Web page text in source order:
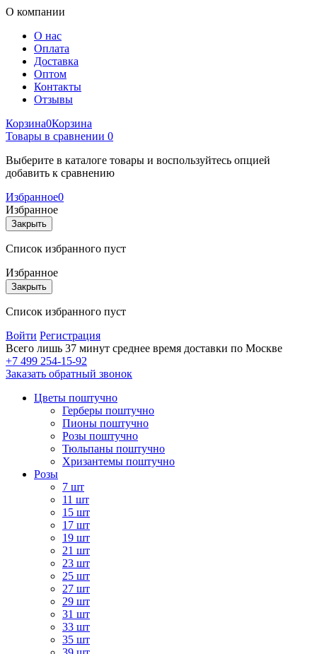
О компании
О нас
Оплата
Доставка
Оптом
Контакты
Отзывы
Корзина0Корзина
Товары в сравнении 0
Выберите в каталоге товары и воспользуйтесь опцией
добавить к сравнению
Избранное0
Избранное
Закрыть
Список избранного пуст
Избранное
Закрыть
Список избранного пуст
Войти Регистрация
Всего лишь 37 минут среднее время доставки по Москве
+7 499 254-15-92
Заказать обратный звонок
Цветы поштучно
Герберы поштучно
Пионы поштучно
Розы поштучно
Тюльпаны поштучно
Хризантемы поштучно
Розы
7 шт
11 шт
15 шт
17 шт
19 шт
21 шт
23 шт
25 шт
27 шт
29 шт
31 шт
33 шт
35 шт